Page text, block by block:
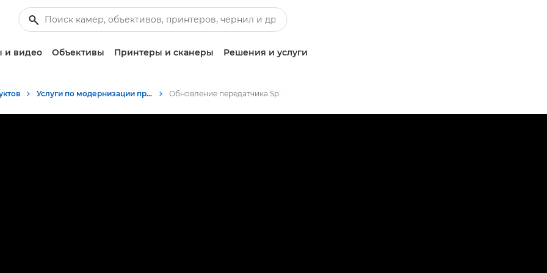
и видео Объективы Принтеры и сканеры Решения и услуги
Услуги по модернизации продуктов Обновление передатчика Speedlite